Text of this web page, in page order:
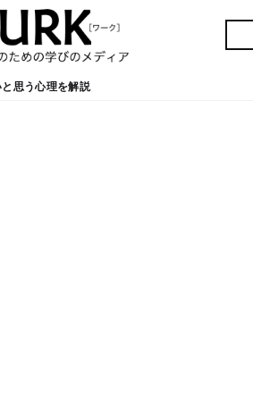
思う心理を解説